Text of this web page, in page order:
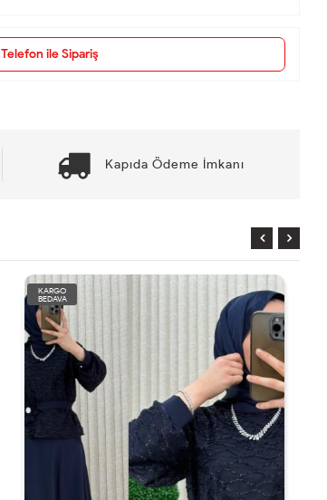
Telefon ile Sipariş
Kapıda Ödeme İmkanı
KARGO
BEDAVA